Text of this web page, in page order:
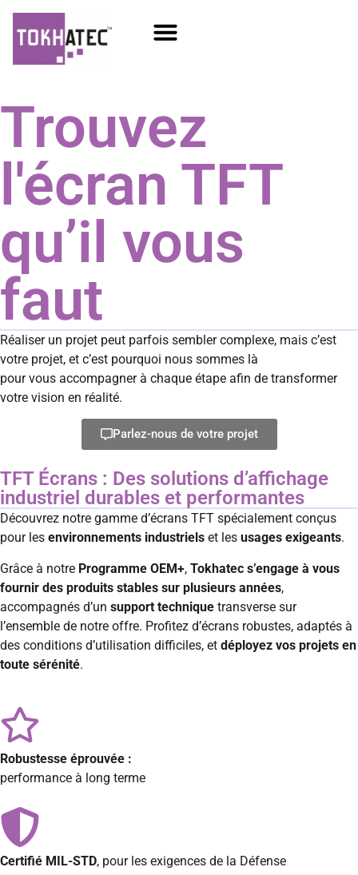
Trouvez
l'écran TFT
qu’il vous
faut
Réaliser un projet peut parfois sembler complexe, mais c’est
votre projet, et c’est pourquoi nous sommes là
pour vous accompagner à chaque étape afin de transformer
votre vision en réalité.
Parlez-nous de votre projet
TFT Écrans : Des solutions d’affichage
industriel durables et performantes
Découvrez notre gamme d’écrans TFT spécialement conçus
pour les environnements industriels et les usages exigeants.
Grâce à notre Programme OEM+, Tokhatec s’engage à vous
fournir des produits stables sur plusieurs années,
accompagnés d’un support technique transverse sur
l’ensemble de notre offre. Profitez d’écrans robustes, adaptés à
des conditions d’utilisation difficiles, et déployez vos projets en
toute sérénité.
Robustesse éprouvée :
performance à long terme
Certifié MIL-STD, pour les exigences de la Défense